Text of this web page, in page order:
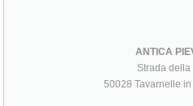
ANTICA
Strada della
50028 Tavarnelle in